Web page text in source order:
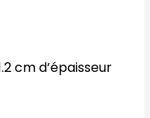
cm d’épaisseur